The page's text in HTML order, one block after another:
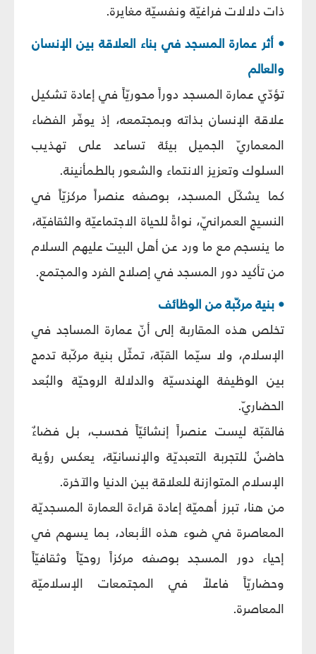
ذات دلالات فراغيّة ونفسيّة مغايرة.
• أثر عمارة المسجد في بناء العلاقة بين الإنسان
والعالم
تؤدّي عمارة المسجد دوراً محوريّاً في إعادة تشكيل
علاقة الإنسان بذاته وبمجتمعه، إذ يوفّر الفضاء
المعماريّ الجميل بيئة تساعد على تهذيب
السلوك وتعزيز الانتماء والشعور بالطمأنينة.
كما يشكّل المسجد، بوصفه عنصراً مركزيّاً في
النسيج العمرانيّ، نواةً للحياة الاجتماعيّة والثقافيّة،
ما ينسجم مع ما ورد عن أهل البيت عليهم السلام
من تأكيد دور المسجد في إصلاح الفرد والمجتمع.
• بنية مركّبة من الوظائف
تخلص هذه المقاربة إلى أنّ عمارة المساجد في
الإسلام، ولا سيّما القبّة، تمثّل بنية مركّبة تدمج
بين الوظيفة الهندسيّة والدلالة الروحيّة والبُعد
الحضاريّ.
فالقبّة ليست عنصراً إنشائيّاً فحسب، بل فضاءٌ
حاضنٌ للتجربة التعبديّة والإنسانيّة، يعكس رؤية
الإسلام المتوازنة للعلاقة بين الدنيا والآخرة.
من هنا، تبرز أهميّة إعادة قراءة العمارة المسجديّة
المعاصرة في ضوء هذه الأبعاد، بما يسهم في
إحياء دور المسجد بوصفه مركزاً روحيّاً وثقافيّاً
وحضاريّاً فاعلاً في المجتمعات الإسلاميّة
المعاصرة.